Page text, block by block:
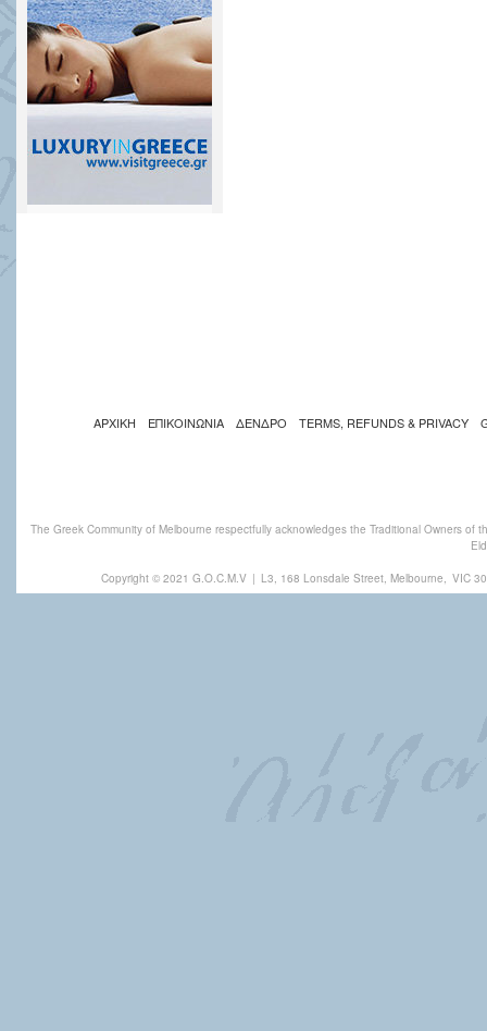
ΑΡΧΙΚΗ ΕΠΙΚΟΙΝΩΝΙΑ ΔΕΝΔΡΟ TERMS, REFUNDS & PRIVACY
The Greek Community of Melbourne respectfully acknowledges the Traditional Owners
Copyright © 2021 G.O.C.M.V | L3, 168 Lonsdale Street, Melbourne, VIC